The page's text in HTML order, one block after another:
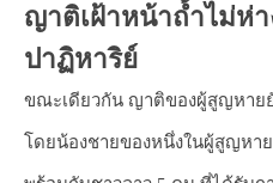
ญาติเฝ้าหน้าถ้ำไม่ห่
ปาฏิหาริย์
ขณะเดียวกัน ญาติของผู้สูญหาย
โดยน้องชายของหนึ่งในผู้สูญหาย